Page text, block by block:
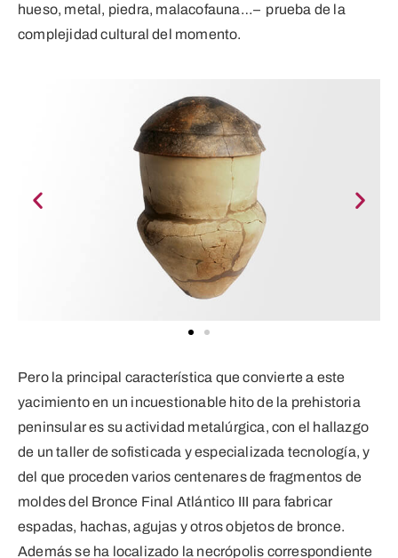
hueso, metal, piedra, malacofauna…– prueba de la
complejidad cultural del momento.
Pero la principal característica que convierte a este
yacimiento en un incuestionable hito de la prehistoria
peninsular es su actividad metalúrgica, con el hallazgo
de un taller de sofisticada y especializada tecnología, y
del que proceden varios centenares de fragmentos de
moldes del Bronce Final Atlántico III para fabricar
espadas, hachas, agujas y otros objetos de bronce.
Además se ha localizado la necrópolis correspondiente